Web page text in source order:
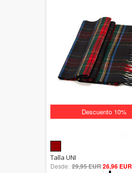
Descuento 10%
out of 5
Talla UNI
Desde: 29,95 EUR26,96 EUR